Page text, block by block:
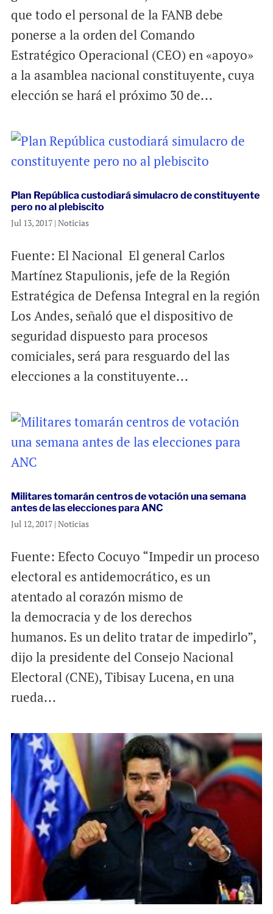
que todo el personal de la FANB debe
ponerse a la orden del Comando
Estratégico Operacional (CEO) en «apoyo»
a la asamblea nacional constituyente, cuya
elección se hará el próximo 30 de...
Plan República custodiará simulacro de constituyente
pero no al plebiscito
Jul 13, 2017| Noticias
Fuente: El Nacional El general Carlos
Martínez Stapulionis, jefe de la Región
Estratégica de Defensa Integral en la región
Los Andes, señaló que el dispositivo de
seguridad dispuesto para procesos
comiciales, será para resguardo del las
elecciones a la constituyente...
Militares tomarán centros de votación una semana
antes de las elecciones para ANC
Jul 12, 2017| Noticias
Fuente: Efecto Cocuyo “Impedir un proceso
electoral es antidemocrático, es un
atentado al corazón mismo de
la democracia y de los derechos
humanos. Es un delito tratar de impedirlo”,
dijo la presidente del Consejo Nacional
Electoral (CNE), Tibisay Lucena, en una
rueda...